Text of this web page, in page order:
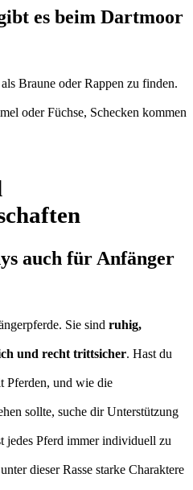
es beim Dartmoor
Braune oder Rappen zu finden.
oder Füchse, Schecken kommen
auch für Anfänger
Sie sind ruhig,
und recht trittsicher. Hast du
Pferden, und wie die
sollte, suche dir Unterstützung
jedes Pferd immer individuell zu
dieser Rasse starke Charaktere